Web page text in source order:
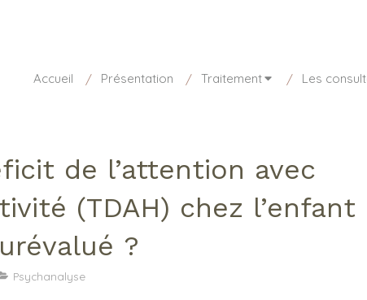
Accueil Présentation Traitement Les
de l’attention avec
(TDAH) chez l’enfant
?
Psychanalyse